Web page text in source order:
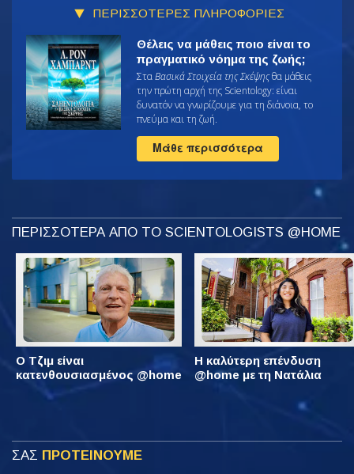
ΠΕΡΙΣΣΟΤΕΡΕΣ ΠΛΗΡΟΦΟΡΙΕΣ
Θέλεις να μάθεις ποιο είναι το
πραγματικό νόημα της ζωής;
ΣταΒασικά Στοιχεία της Σκέψηςθα μάθεις
την πρώτη αρχή της Scientology: είναι
δυνατόν να γνωρίζουμε για τη διάνοια, το
πνεύμα και τη ζωή.
Μάθε περισσότερα
ΠΕΡΙΣΣΟΤΕΡΑ ΑΠΟ ΤΟ SCIENTOLOGISTS @HOME
Ο Τζιμ είναι
κατενθουσιασμένος @home
Η καλύτερη επένδυση
@home με τη Νατάλια
ΣΑΣ ΠΡΟΤΕΙΝΟΥΜΕ